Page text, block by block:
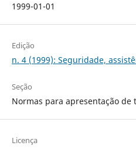
1999-01-01
Edição
n. 4 (1999): Seguridade,
Seção
Normas para apresentação de
Licença